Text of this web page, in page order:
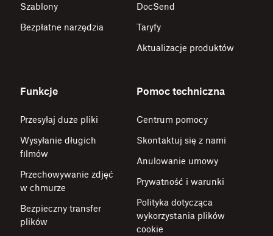
Szablony
Bezpłatne narzędzia
DocSend
Taryfy
Aktualizacje produktów
Funkcje
Przesyłaj duże pliki
Wysyłanie długich
filmów
Przechowywanie zdjęć
w chmurze
Bezpieczny transfer
plików
Pomoc techniczna
Centrum pomocy
Skontaktuj się z nami
Anulowanie umowy
Prywatność i warunki
Polityka dotycząca
wykorzystania plików
cookie